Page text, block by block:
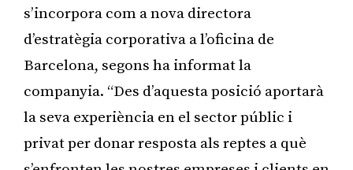
s’incorpora com a nova directora
d’estratègia corporativa a l’oficina de
Barcelona, segons ha informat la
companyia. “Des d’aquesta posició aportarà
la seva experiència en el sector públic i
privat per donar resposta als reptes a què